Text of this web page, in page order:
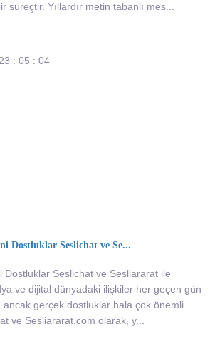
süreçtir. Yıllardır metin tabanlı mes...
: 05 : 04
Dostluklar Seslichat ve Se...
Dostluklar Seslichat ve Sesliararat ile
ve dijital dünyadaki ilişkiler her geçen gün
gerçek dostluklar hala çok önemli.
ve Sesliararat.com olarak, y...